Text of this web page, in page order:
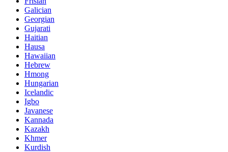
Galician
Georgian
Gujarati
Haitian
Hausa
Hawaiian
Hebrew
Hmong
Hungarian
Icelandic
Igbo
Javanese
Kannada
Kazakh
Khmer
Kurdish